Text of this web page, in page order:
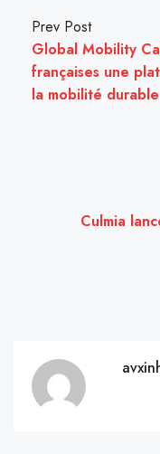
Prev Post
Global Mobility
françaises une
la mobilité
Culmia